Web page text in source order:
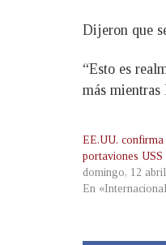
Dijeron que
“Esto es
más mientras
EE.UU. confirma
portaviones
domingo, 12
En